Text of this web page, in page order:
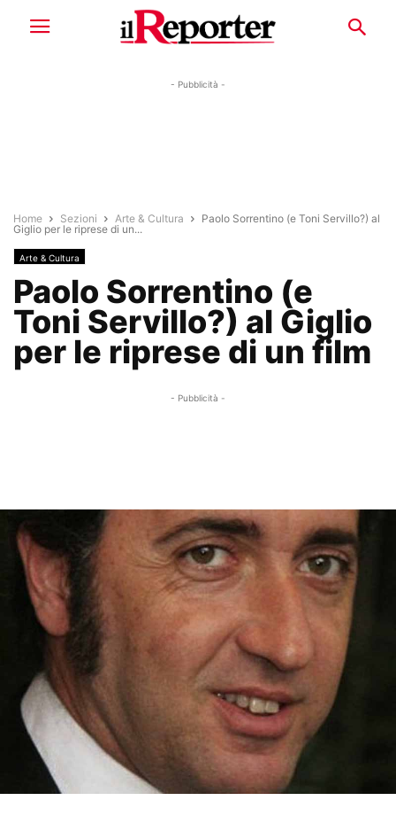
- Pubblicità -
Home Sezioni Arte & Cultura
Paolo Sorrentino (e Toni Servillo?) al
Giglio per le riprese di un...
Arte & Cultura
Paolo Sorrentino (e
Toni Servillo?) al Giglio
per le riprese di un film
- Pubblicità -